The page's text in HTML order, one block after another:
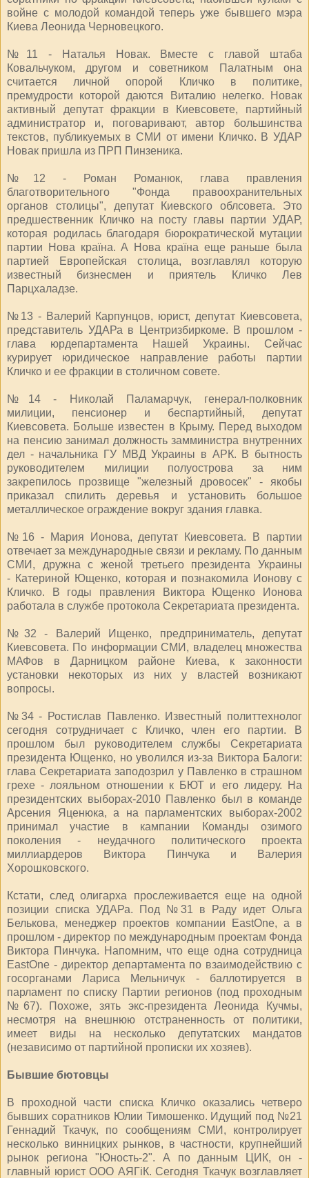
войне с молодой командой теперь уже бывшего мэра
Киева Леонида Черновецкого.
№11 - Наталья Новак. Вместе с главой штаба
Ковальчуком, другом и советником Палатным она
считается личной опорой Кличко в политике,
премудрости которой даются Виталию нелегко. Новак
активный депутат фракции в Киевсовете, партийный
администратор и, поговаривают, автор большинства
текстов, публикуемых в СМИ от имени Кличко. В УДАР
Новак пришла из ПРП Пинзеника.
№12 - Роман Романюк, глава правления
благотворительного "Фонда правоохранительных
органов столицы", депутат Киевского облсовета. Это
предшественник Кличко на посту главы партии УДАР,
которая родилась благодаря бюрократической мутации
партии Нова країна. А Нова країна еще раньше была
партией Европейская столица, возглавлял которую
известный бизнесмен и приятель Кличко Лев
Парцхаладзе.
№13 - Валерий Карпунцов, юрист, депутат Киевсовета,
представитель УДАРа в Центризбиркоме. В прошлом -
глава юрдепартамента Нашей Украины. Сейчас
курирует юридическое направление работы партии
Кличко и ее фракции в столичном совете.
№14 - Николай Паламарчук, генерал-полковник
милиции, пенсионер и беспартийный, депутат
Киевсовета. Больше известен в Крыму. Перед выходом
на пенсию занимал должность замминистра внутренних
дел - начальника ГУ МВД Украины в АРК. В бытность
руководителем милиции полуострова за ним
закрепилось прозвище "железный дровосек" - якобы
приказал спилить деревья и установить большое
металлическое ограждение вокруг здания главка.
№16 - Мария Ионова, депутат Киевсовета. В партии
отвечает за международные связи и рекламу. По данным
СМИ, дружна с женой третьего президента Украины
- Катериной Ющенко, которая и познакомила Ионову с
Кличко. В годы правления Виктора Ющенко Ионова
работала в службе протокола Секретариата президента.
№32 - Валерий Ищенко, предприниматель, депутат
Киевсовета. По информации СМИ, владелец множества
МАФов в Дарницком районе Киева, к законности
установки некоторых из них у властей возникают
вопросы.
№34 - Ростислав Павленко. Известный политтехнолог
сегодня сотрудничает с Кличко, член его партии. В
прошлом был руководителем службы Секретариата
президента Ющенко, но уволился из-за Виктора Балоги:
глава Секретариата заподозрил у Павленко в страшном
грехе - лояльном отношении к БЮТ и его лидеру. На
президентских выборах-2010 Павленко был в команде
Арсения Яценюка, а на парламентских выборах-2002
принимал участие в кампании Команды озимого
поколения - неудачного политического проекта
миллиардеров Виктора Пинчука и Валерия
Хорошковского.
Кстати, след олигарха прослеживается еще на одной
позиции списка УДАРа. Под №31 в Раду идет Ольга
Белькова, менеджер проектов компании EastOne, а в
прошлом - директор по международным проектам Фонда
Виктора Пинчука. Напомним, что еще одна сотрудница
ЕastOne - директор департамента по взаимодействию с
госорганами Лариса Мельничук - баллотируется в
парламент по списку Партии регионов (под проходным
№67). Похоже, зять экс-президента Леонида Кучмы,
несмотря на внешнюю отстраненность от политики,
имеет виды на несколько депутатских мандатов
(независимо от партийной прописки их хозяев).
Бывшие бютовцы
В проходной части списка Кличко оказались четверо
бывших соратников Юлии Тимошенко. Идущий под №21
Геннадий Ткачук, по сообщениям СМИ, контролирует
несколько винницких рынков, в частности, крупнейший
рынок региона "Юность-2". А по данным ЦИК, он -
главный юрист ООО АЯГіК. Сегодня Ткачук возглавляет